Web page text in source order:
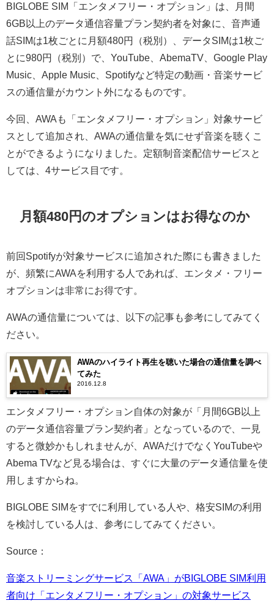
BIGLOBE SIM「エンタメフリー・オプション」は、月間
6GB以上のデータ通信容量プラン契約者を対象に、音声通
話SIMは1枚ごとに月額480円（税別）、データSIMは1枚ご
とに980円（税別）で、YouTube、AbemaTV、Google Play
Music、Apple Music、Spotifyなど特定の動画・音楽サービ
スの通信量がカウント外になるものです。
今回、AWAも「エンタメフリー・オプション」対象サービ
スとして追加され、AWAの通信量を気にせず音楽を聴くこ
とができるようになりました。定額制音楽配信サービスと
しては、4サービス目です。
月額480円のオプションはお得なのか
前回Spotifyが対象サービスに追加された際にも書きました
が、頻繁にAWAを利用する人であれば、エンタメ・フリー
オプションは非常にお得です。
AWAの通信量については、以下の記事も参考にしてみてく
ださい。
AWAのハイライト再生を聴いた場合の通信量を調べ
てみた
2016.12.8
エンタメフリー・オプション自体の対象が「月間6GB以上
のデータ通信容量プラン契約者」となっているので、一見
すると微妙かもしれませんが、AWAだけでなくYouTubeや
Abema TVなど見る場合は、すぐに大量のデータ通信量を使
用しますからね。
BIGLOBE SIMをすでに利用している人や、格安SIMの利用
を検討している人は、参考にしてみてください。
Source：
音楽ストリーミングサービス「AWA」がBIGLOBE SIM利用
者向け「エンタメフリー・オプション」の対象サービス